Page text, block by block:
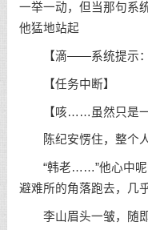
一举一动，但当那句系
他猛地站起
【滴——系统提示：
【任务中断】
【咳……虽然只是一
陈纪安愣住，整个
“韩老……”他心中呢
避难所的角落跑去，几
李山眉头一皱，随即